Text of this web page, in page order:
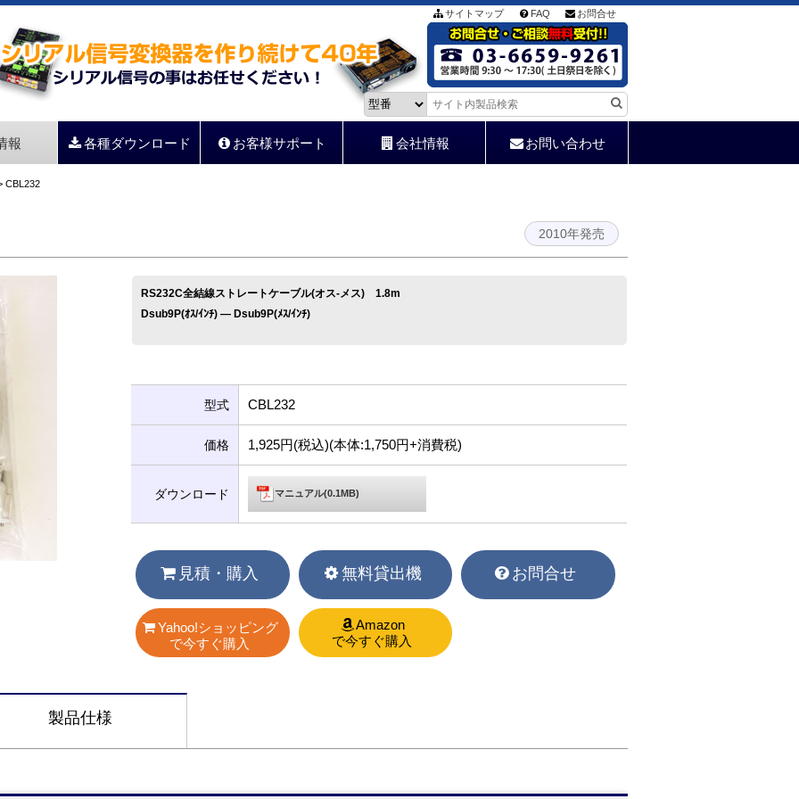
サイトマップ FAQ お問合せ
報 各種ダウンロード お客様サポート 会社情報 お問い合わせ
2010年発売
RS232C全結線ストレートケーブル(オス-メス) 1.8m
Dsub9P(ｵｽ/ｲﾝﾁ) ― Dsub9P(ﾒｽ/ｲﾝﾁ)
型式 CBL232
価格 1,925円(税込)(本体:1,750円+消費税)
ダウンロード マニュアル(0.1MB)
見積・購入 無料貸出機 お問合せ
Yahoo!ショッピング
で今すぐ購入
Amazon
で今すぐ購入
製品仕様